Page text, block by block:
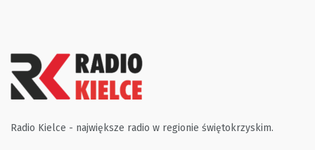
Radio Kielce - największe radio w regionie świętokrzyskim.